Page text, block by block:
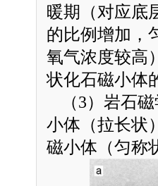
暖期（对应底
的比例增加，
氧气浓度较高
状化石磁小体
（3）岩石
小体（拉长状
磁小体（匀称